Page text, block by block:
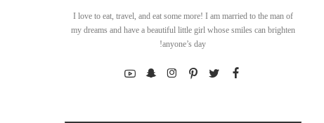
I love to eat, travel, and eat some more! I am married to the man of
my dreams and have a beautiful little girl whose smiles can brighten
anyone’s day!